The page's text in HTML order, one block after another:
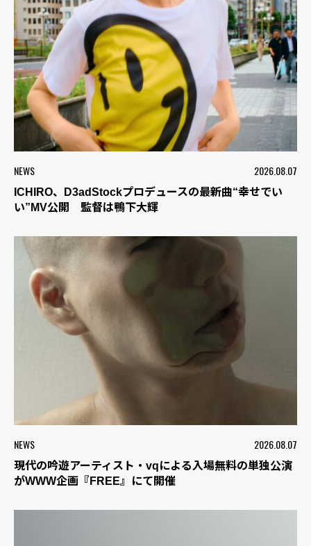
NEWS 2026.08.07
ICHIRO、D3adStockプロデュースの最新曲“幸せでい
い”MV公開 監督は鴨下大輝
NEWS 2026.08.07
現代の吟遊アーティスト・vqによる入場無料の単独公演
がWWW企画『FREE』にて開催